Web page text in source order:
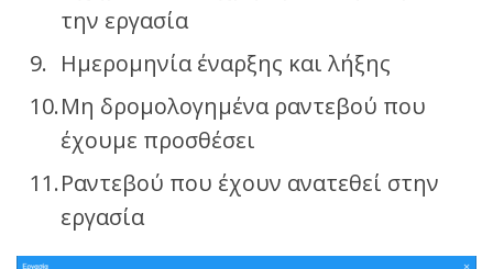
την εργασία
Ημερομηνία έναρξης και λήξης
Μη δρομολογημένα ραντεβού που
έχουμε προσθέσει
Ραντεβού που έχουν ανατεθεί στην
εργασία